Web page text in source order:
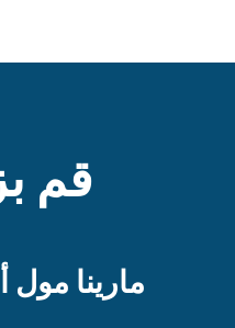
قم
مارينا مول